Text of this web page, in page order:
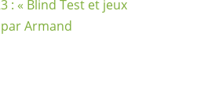
: « Blind Test et jeux
Armand